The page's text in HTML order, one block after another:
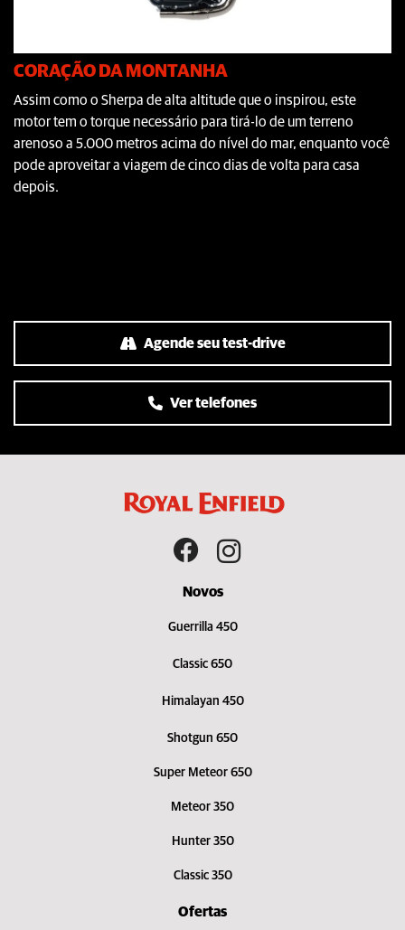
CORAÇÃO DA MONTANHA
Assim como o Sherpa de alta altitude que o inspirou, este
motor tem o torque necessário para tirá-lo de um terreno
arenoso a 5.000 metros acima do nível do mar, enquanto você
pode aproveitar a viagem de cinco dias de volta para casa
depois.
Ver telefones
Agende seu test-drive
Novos
Guerrilla 450
Classic 650
Himalayan 450
Shotgun 650
Super Meteor 650
Meteor 350
Hunter 350
Classic 350
Ofertas